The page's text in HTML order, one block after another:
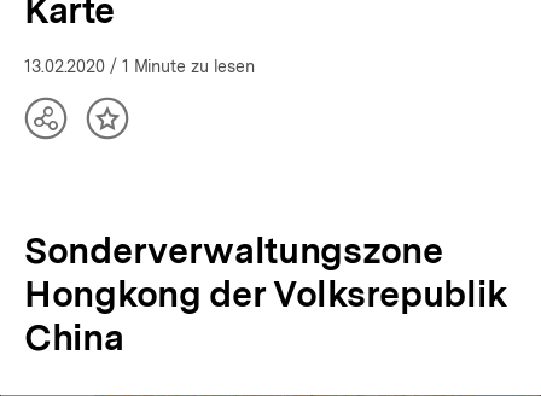
Karte
13.02.2020 / 1 Minute zu lesen
TeilenInhalt
Sonderverwaltungszone
Hongkong der Volksrepublik
China